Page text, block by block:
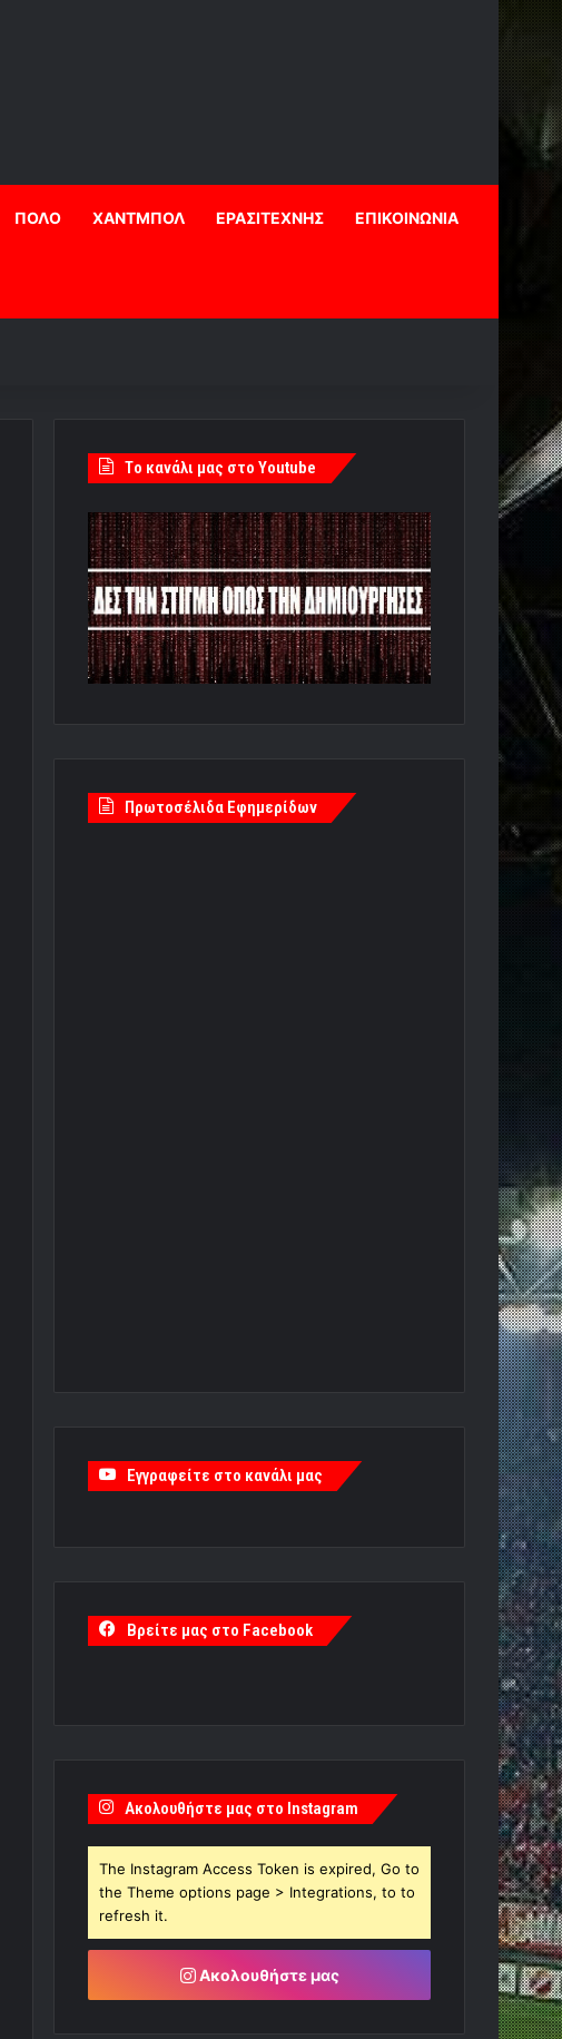
ΠΟΛΟ ΧΑΝΤΜΠΟΛ ΕΡΑΣΙΤΕΧΝΗΣ ΕΠΙΚΟΙΝΩΝΙΑ
Tο κανάλι μας στο Youtube
Πρωτοσέλιδα Εφημερίδων
Εγγραφείτε στο κανάλι μας
Βρείτε μας στο Facebook
Ακολουθήστε μας στο Instagram
The Instagram Access Token is expired, Go to
the Theme options page > Integrations, to to
refresh it.
Ακολουθήστε μας